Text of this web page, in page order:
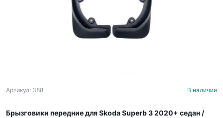
Артикул: 388 В наличии
Брызговики передние для Skoda Superb 3 2020+ седан /